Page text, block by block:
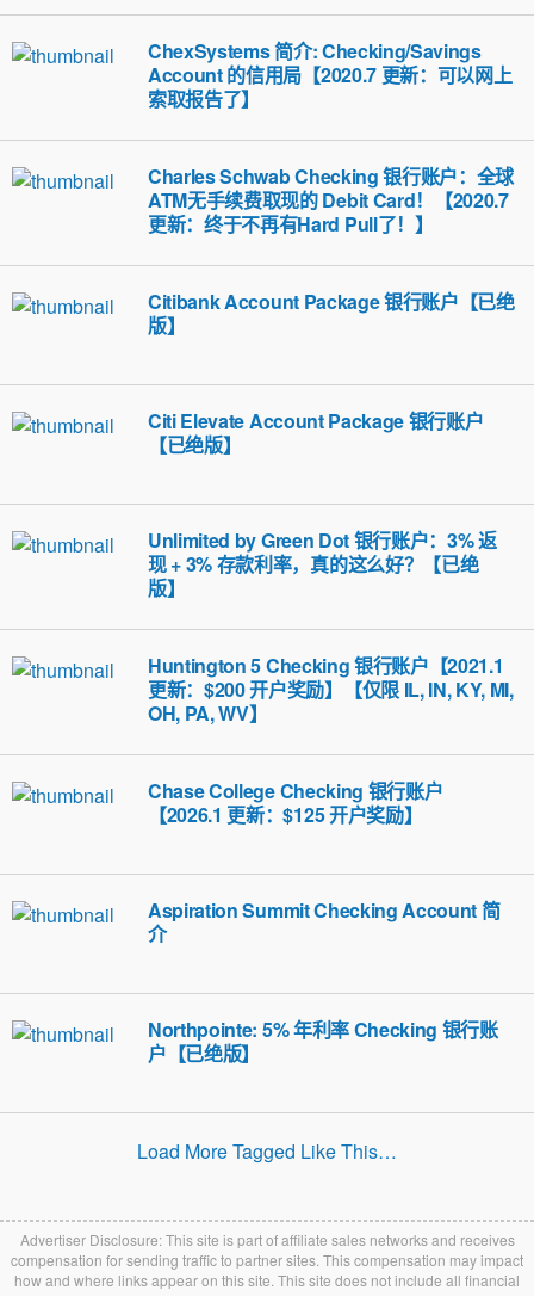
ChexSystems 简介: Checking/Savings
Account 的信用局【2020.7 更新：可以网上
索取报告了】
Charles Schwab Checking 银行账户：全球
ATM无手续费取现的 Debit Card！【2020.7
更新：终于不再有Hard Pull了！】
Citibank Account Package 银行账户【已绝
版】
Citi Elevate Account Package 银行账户
【已绝版】
Unlimited by Green Dot 银行账户：3% 返
现 + 3% 存款利率，真的这么好？【已绝
版】
Huntington 5 Checking 银行账户【2021.1
更新：$200 开户奖励】【仅限 IL, IN, KY, MI,
OH, PA, WV】
Chase College Checking 银行账户
【2026.1 更新：$125 开户奖励】
Aspiration Summit Checking Account 简
介
Northpointe: 5% 年利率 Checking 银行账
户【已绝版】
Load More Tagged Like This…
Advertiser Disclosure: This site is part of affiliate sales networks and receives
compensation for sending traffic to partner sites. This compensation may impact
how and where links appear on this site. This site does not include all financial